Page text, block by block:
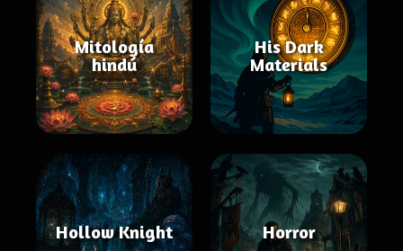
Mitología
hindú
His Dark
Materials
Hollow Knight Horror